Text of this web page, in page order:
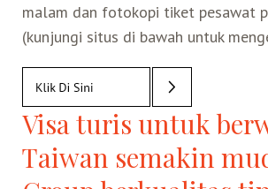
malam dan fotokopi tiket pesawat
(kunjungi situs di bawah untuk
Visa turis untuk
Taiwan semakin